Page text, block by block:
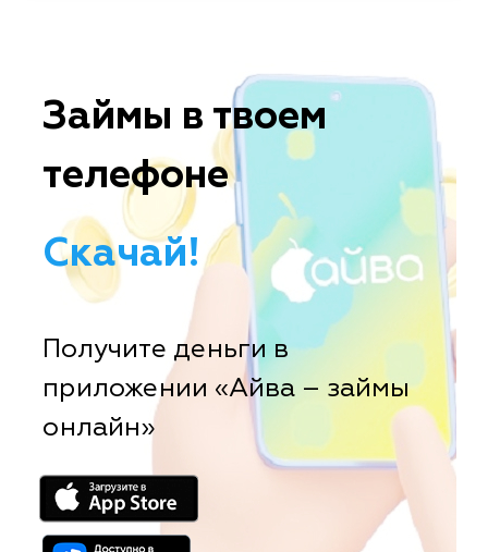
Займы в твоем
телефоне
Скачай!
Получите деньги в
приложении «Айва – займы
онлайн»